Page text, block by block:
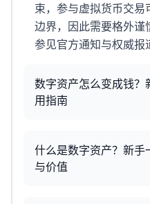
束，参与虚拟货币交
边界，因此需要格外
参见官方通知与权威报
数字资产怎么变成钱？
用指南
什么是数字资产？新手
与价值